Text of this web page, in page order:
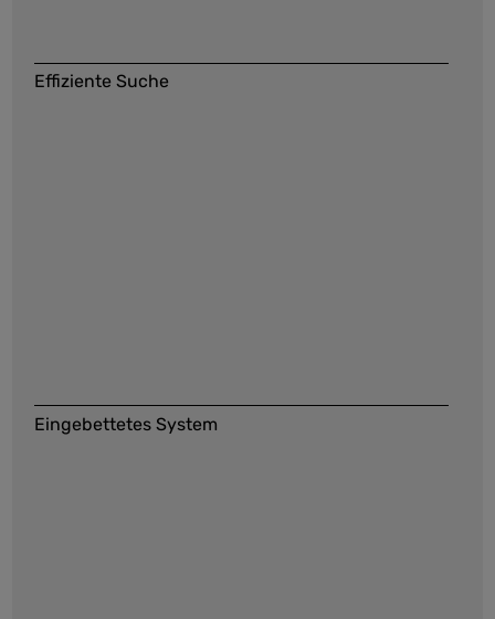
Effiziente Suche
Eingebettetes System